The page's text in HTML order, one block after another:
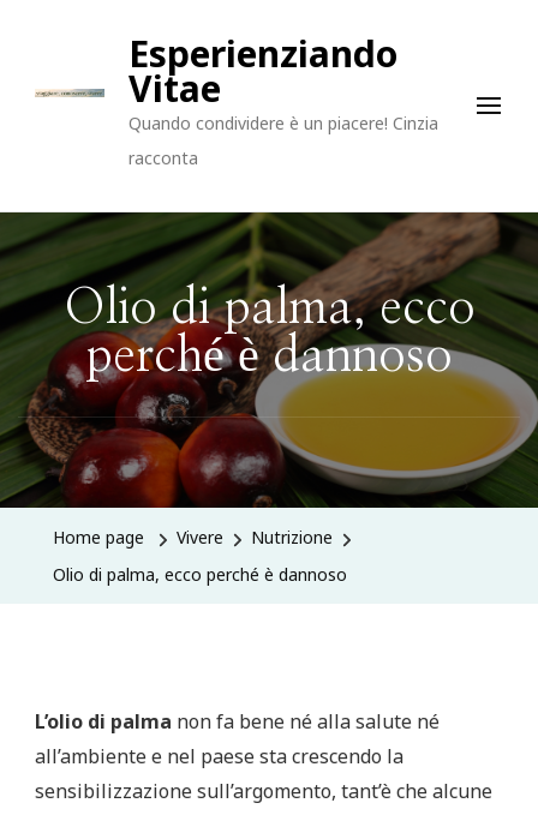
Esperienziando
Vitae
Quando condividere è un piacere! Cinzia
racconta
Olio di palma, ecco
perché è dannoso
Home page Vivere
Nutrizione
Olio di palma, ecco perché è dannoso
L’olio di palma non fa bene né alla salute né
all’ambiente e nel paese sta crescendo la
sensibilizzazione sull’argomento, tant’è che alcune